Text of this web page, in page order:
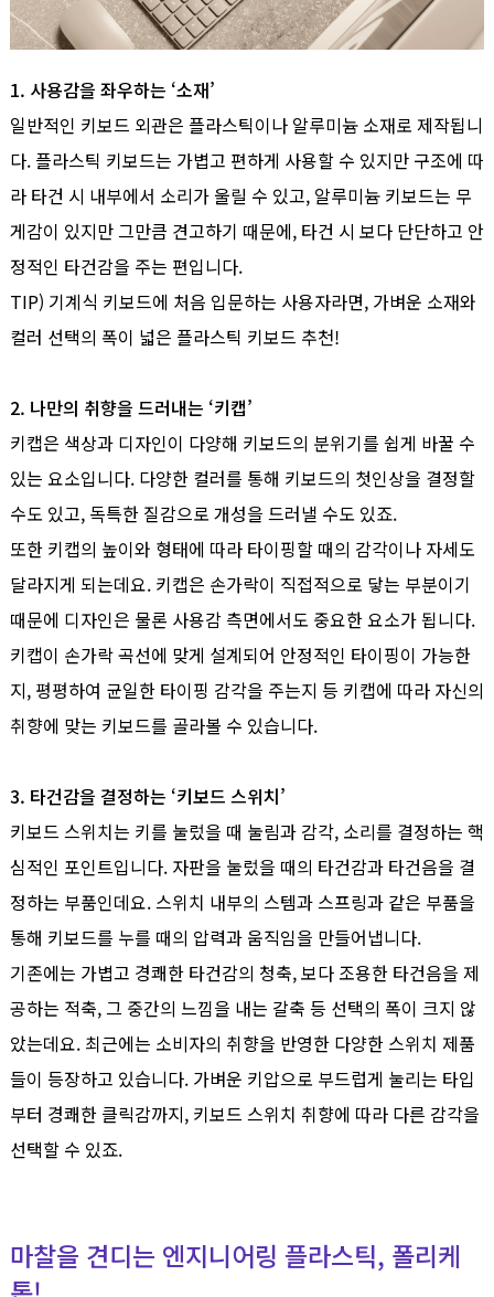
1. 사용감을 좌우하는 ‘소재’
일반적인 키보드 외관은 플라스틱이나 알루미늄 소재로 제작됩니
다. 플라스틱 키보드는 가볍고 편하게 사용할 수 있지만 구조에 따
라 타건 시 내부에서 소리가 울릴 수 있고, 알루미늄 키보드는 무
게감이 있지만 그만큼 견고하기 때문에, 타건 시 보다 단단하고 안
정적인 타건감을 주는 편입니다.
TIP) 기계식 키보드에 처음 입문하는 사용자라면, 가벼운 소재와
컬러 선택의 폭이 넓은 플라스틱 키보드 추천!
2. 나만의 취향을 드러내는 ‘키캡’
키캡은 색상과 디자인이 다양해 키보드의 분위기를 쉽게 바꿀 수
있는 요소입니다. 다양한 컬러를 통해 키보드의 첫인상을 결정할
수도 있고, 독특한 질감으로 개성을 드러낼 수도 있죠.
또한 키캡의 높이와 형태에 따라 타이핑할 때의 감각이나 자세도
달라지게 되는데요. 키캡은 손가락이 직접적으로 닿는 부분이기
때문에 디자인은 물론 사용감 측면에서도 중요한 요소가 됩니다.
키캡이 손가락 곡선에 맞게 설계되어 안정적인 타이핑이 가능한
지, 평평하여 균일한 타이핑 감각을 주는지 등 키캡에 따라 자신의
취향에 맞는 키보드를 골라볼 수 있습니다.
3. 타건감을 결정하는 ‘키보드 스위치’
키보드 스위치는 키를 눌렀을 때 눌림과 감각, 소리를 결정하는 핵
심적인 포인트입니다. 자판을 눌렀을 때의 타건감과 타건음을 결
정하는 부품인데요. 스위치 내부의 스템과 스프링과 같은 부품을
통해 키보드를 누를 때의 압력과 움직임을 만들어냅니다.
기존에는 가볍고 경쾌한 타건감의 청축, 보다 조용한 타건음을 제
공하는 적축, 그 중간의 느낌을 내는 갈축 등 선택의 폭이 크지 않
았는데요. 최근에는 소비자의 취향을 반영한 다양한 스위치 제품
들이 등장하고 있습니다. 가벼운 키압으로 부드럽게 눌리는 타입
부터 경쾌한 클릭감까지, 키보드 스위치 취향에 따라 다른 감각을
선택할 수 있죠.
마찰을 견디는 엔지니어링 플라스틱, 폴리케